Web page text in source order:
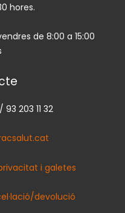
hores.
de 8:00 a 15:00
203 11 32
i galetes
devolució